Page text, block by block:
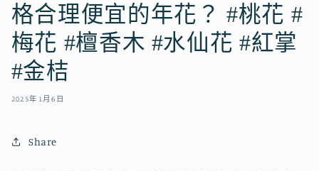
格合理便宜的年花？ #桃花 #
梅花 #檀香木 #水仙花 #紅掌
#金桔
2025年1月6日
Share